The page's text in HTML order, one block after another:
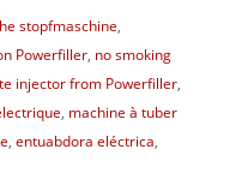
stopfmaschine,
Powerfiller, no smoking
injector from Powerfiller,
, machine à tuber
, entuabdora eléctrica,